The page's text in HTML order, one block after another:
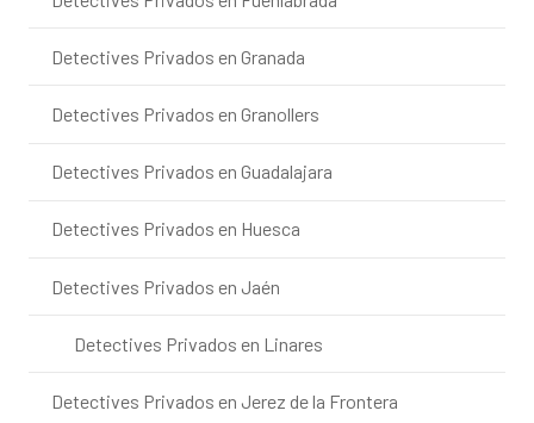
Detectives Privados en Granada
Detectives Privados en Granollers
Detectives Privados en Guadalajara
Detectives Privados en Huesca
Detectives Privados en Jaén
Detectives Privados en Linares
Detectives Privados en Jerez de la Frontera